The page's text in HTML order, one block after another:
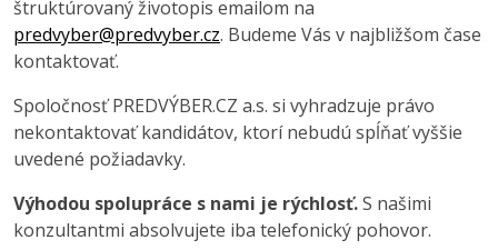
štruktúrovaný životopis emailom na
predvyber@predvyber.cz. Budeme Vás v najbližšom čase
kontaktovať.
Spoločnosť PREDVÝBER.CZ a.s. si vyhradzuje právo
nekontaktovať kandidátov, ktorí nebudú spĺňať vyššie
uvedené požiadavky.
Výhodou spolupráce s nami je rýchlosť.S našimi
konzultantmi absolvujete iba telefonický pohovor.